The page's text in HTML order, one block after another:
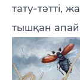
тату-тәтті,
тышқан